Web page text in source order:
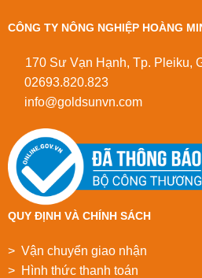
CÔNG TY NÔNG NGHIỆP HOÀNG
170 Sư Vạn Hạnh, Tp. Pleiku,
02693.820.823
info@goldsunvn.com
QUY ĐỊNH VÀ CHÍNH SÁCH
> Vận chuyển giao nhận
> Hình thức thanh toán